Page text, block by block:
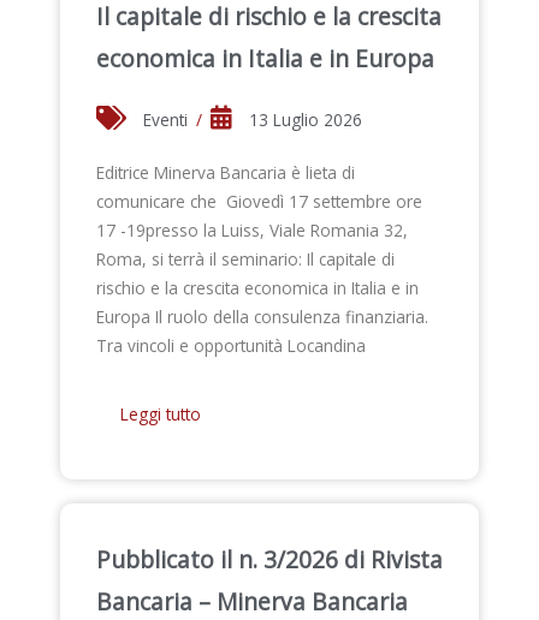
Il capitale di rischio e la crescita
economica in Italia e in Europa
Eventi / 13 Luglio 2026
Editrice Minerva Bancaria è lieta di
comunicare che Giovedì 17 settembre ore
17 -19presso la Luiss, Viale Romania 32,
Roma, si terrà il seminario: Il capitale di
rischio e la crescita economica in Italia e in
Europa Il ruolo della consulenza finanziaria.
Tra vincoli e opportunità Locandina
Leggi tutto
Pubblicato il n. 3/2026 di Rivista
Bancaria – Minerva Bancaria